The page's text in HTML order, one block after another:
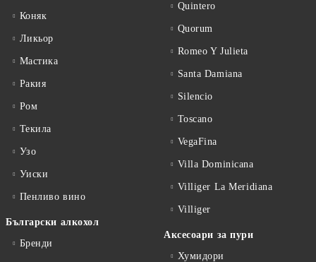
Коняк
Ликьор
Мастика
Ракия
Ром
Текила
Узо
Уиски
Пенливо вино
Български алкохол
Бренди
Quintero
Quorum
Romeo Y Julieta
Santa Damiana
Silencio
Toscano
VegaFina
Villa Dominicana
Villiger La Meridiana
Villiger
Аксесоари за пури
Хумидори